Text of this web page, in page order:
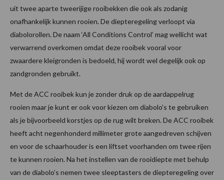
uit twee aparte tweerijige rooibekken die ook als zodanig
onafhankelijk kunnen rooien. De diepteregeling verloopt via
diabolorollen. De naam ‘All Conditions Control’ mag wellicht wat
verwarrend overkomen omdat deze rooibek vooral voor
zwaardere kleigronden is bedoeld, hij wordt wel degelijk ook op
zandgronden gebruikt.
Met de ACC rooibek kun je zonder druk op de aardappelrug
rooien maar je kunt er ook voor kiezen om diabolo’s te gebruiken
als je bijvoorbeeld korstjes op de rug wilt breken. De ACC rooibek
heeft acht negenhonderd millimeter grote aangedreven schijven
en voor de schaarhouder is een liftset voorhanden om twee rijen
te kunnen rooien. Na het instellen van de rooidiepte met behulp
van de diabolo’s nemen twee sleeptasters de diepteregeling over